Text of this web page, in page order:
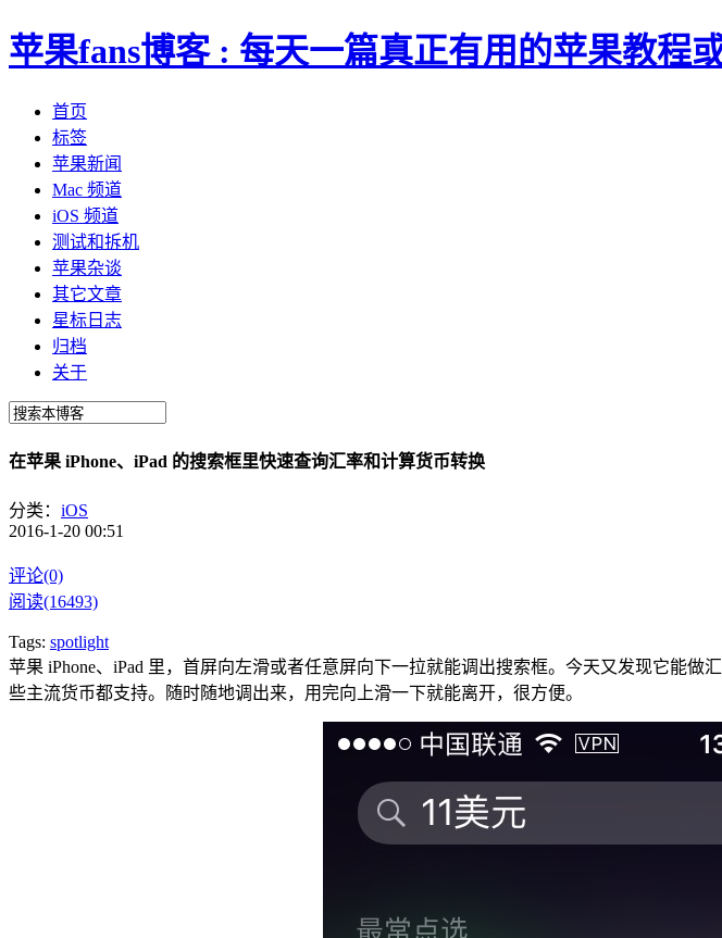
苹果fans博客 : 每天一篇真正有用的苹果教程
首页
标签
苹果新闻
Mac 频道
iOS 频道
测试和拆机
苹果杂谈
其它文章
星标日志
归档
关于
在苹果 iPhone、iPad 的搜索框里快速查询汇率和计算货币转换
分类： iOS
2016-1-20 00:51
评论(0)
阅读(16493)
Tags: spotlight
苹果 iPhone、iPad 里，首屏向左滑或者任意屏向下一拉就能调出搜索框。今天又发现它能
些主流货币都支持。随时随地调出来，用完向上滑一下就能离开，很方便。